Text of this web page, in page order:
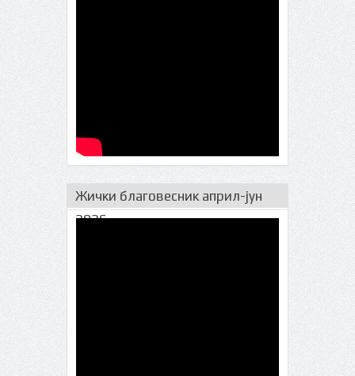
Жички благовесник април-јун
2026.